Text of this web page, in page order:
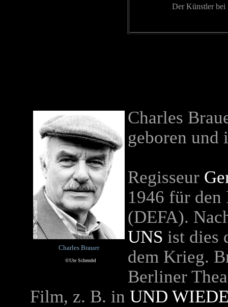
Der Künstler bei
Charles Brauer
©Ute Schendel
Charles
geboren und
Regisseur
1946 für
(DEFA).
UNS ist dies
dem Krieg.
Berliner
Film, z. B. in UND